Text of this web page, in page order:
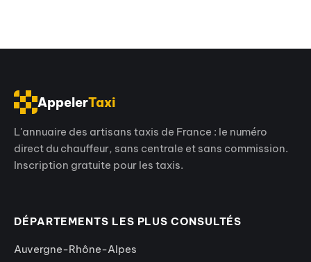
AppelerTaxi
L'annuaire des artisans taxis de France : le numéro
direct du chauffeur, sans centrale et sans commission.
Inscription gratuite pour les taxis.
DÉPARTEMENTS LES PLUS CONSULTÉS
Auvergne-Rhône-Alpes